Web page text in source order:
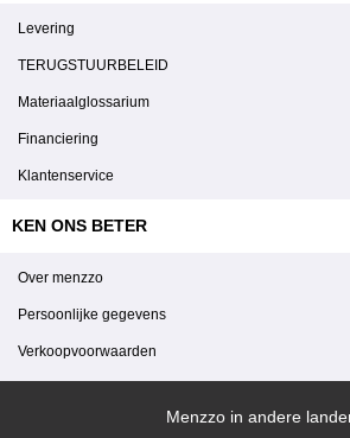
Levering
TERUGSTUURBELEID
Materiaalglossarium
Financiering
Klantenservice
KEN ONS BETER
Over menzzo
Persoonlijke gegevens
Verkoopvoorwaarden
Menzzo in andere